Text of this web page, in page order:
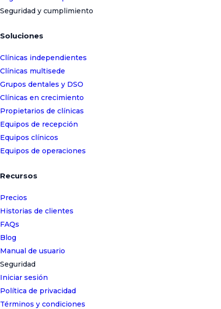
Seguridad y cumplimiento
Soluciones
Clínicas independientes
Clínicas multisede
Grupos dentales y DSO
Clínicas en crecimiento
Propietarios de clínicas
Equipos de recepción
Equipos clínicos
Equipos de operaciones
Recursos
Precios
Historias de clientes
FAQs
Blog
Manual de usuario
Seguridad
Iniciar sesión
Política de privacidad
Términos y condiciones